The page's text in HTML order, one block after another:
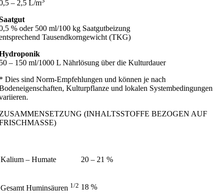
– 2,5 L/m
% oder 500 ml/100 kg Saatgutbeizung
Tausendkorngewicht (TKG)
– 150 ml/1000 L Nährlösung über die Kulturdauer
Dies sind Norm-Empfehlungen und können je nach
Kulturpflanze und lokalen Systembedingungen
(INHALTSSTOFFE BEZOGEN AUF
Kalium – Humate 20 – 21 %
Gesamt Huminsäuren 1/2 18 %